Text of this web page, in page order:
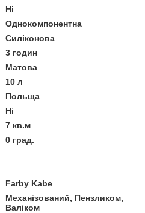
Ні
Однокомпонентна
Силіконова
3 годин
Матова
10 л
Польща
Ні
7 кв.м
0 град.
Farby Kabe
Механізований, Пензликом,
Валіком